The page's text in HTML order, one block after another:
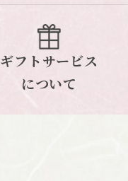
ギフトサービス
について